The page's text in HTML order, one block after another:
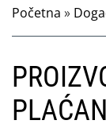
Početna »